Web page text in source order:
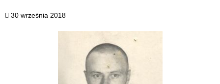
30 września 2018